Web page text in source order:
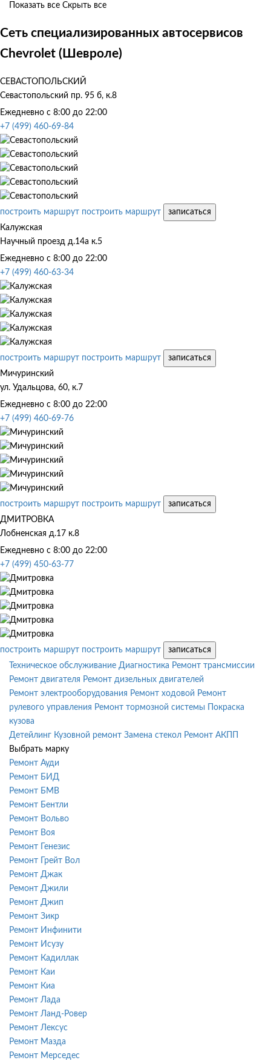
Показать все Скрыть все
Сеть специализированных автосервисов
Chevrolet (Шевроле)
СЕВАСТОПОЛЬСКИЙ
Севастопольский пр. 95 б, к.8
Ежедневно с 8:00 до 22:00
+7 (499) 460-69-84
построить маршрут построить маршрут
записаться
Калужская
Научный проезд д.14а к.5
Ежедневно с 8:00 до 22:00
+7 (499) 460-63-34
построить маршрут построить маршрут
записаться
Мичуринский
ул. Удальцова, 60, к.7
Ежедневно с 8:00 до 22:00
+7 (499) 460-69-76
построить маршрут построить маршрут
записаться
ДМИТРОВКА
Лобненская д.17 к.8
Ежедневно с 8:00 до 22:00
+7 (499) 450-63-77
построить маршрут построить маршрут
записаться
Техническое обслуживание Диагностика Ремонт трансмиссии
Ремонт двигателя Ремонт дизельных двигателей
Ремонт электрооборудования Ремонт ходовой Ремонт
рулевого управления Ремонт тормозной системы
Покраска
кузова
Детейлинг Кузовной ремонт Замена стекол Ремонт АКПП
Выбрать марку
Ремонт Ауди
Ремонт БИД
Ремонт БМВ
Ремонт Бентли
Ремонт Вольво
Ремонт Воя
Ремонт Генезис
Ремонт Грейт Вол
Ремонт Джак
Ремонт Джили
Ремонт Джип
Ремонт Зикр
Ремонт Инфинити
Ремонт Исузу
Ремонт Кадиллак
Ремонт Каи
Ремонт Киа
Ремонт Лада
Ремонт Ланд-Ровер
Ремонт Лексус
Ремонт Мазда
Ремонт Мерседес